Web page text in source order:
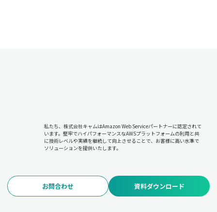
私たち、株式会社キャムはAmazon Web Serviceパートナーに認定されて
います。堅牢でハイパフォーマンスなAWSプラットフォームの利用と共
に技術レベルや実績を継続して向上させることで、お客様に高い水準で
ソリューションを提供いたします。
お問合わせ 資料ダウンロード